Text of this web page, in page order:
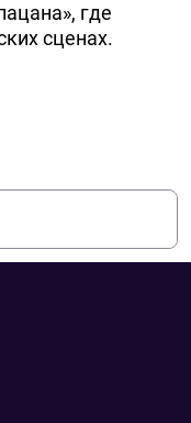
где
сценах.